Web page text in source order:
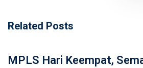
Related Posts
MPLS Hari Keempat,